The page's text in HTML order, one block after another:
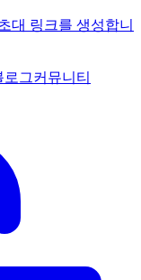
대 링크를 생성합니
로그커뮤니티